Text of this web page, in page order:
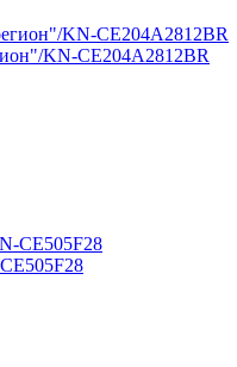
KN-CE204A2812BR